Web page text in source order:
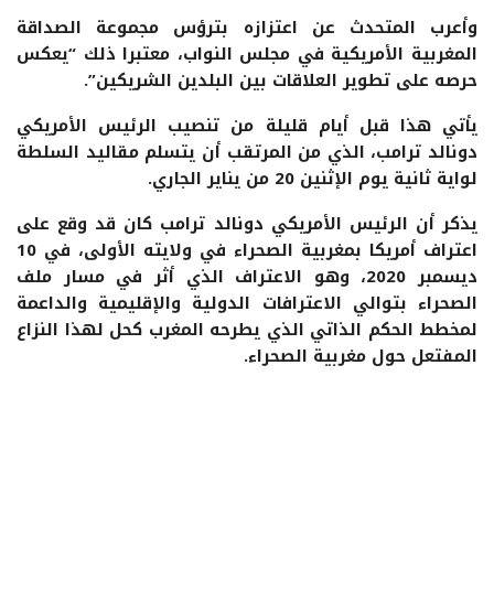
وأعرب المتحدث عن اعتزازه بترؤس مجموعة الصداقة
المغربية الأمريكية في مجلس النواب، معتبرا ذلك “يعكس
حرصه على تطوير العلاقات بين البلدين الشريكين”.
يأتي هذا قبل أيام قليلة من تنصيب الرئيس الأمريكي
دونالد ترامب، الذي من المرتقب أن يتسلم مقاليد السلطة
لواية ثانية يوم الإثنين 20 من يناير الجاري.
يذكر أن الرئيس الأمريكي دونالد ترامب كان قد وقع على
اعتراف أمريكا بمغربية الصحراء في ولايته الأولى، في 10
ديسمبر 2020، وهو الاعتراف الذي أثر في مسار ملف
الصحراء بتوالي الاعترافات الدولية والإقليمية والداعمة
لمخطط الحكم الذاتي الذي يطرحه المغرب كحل لهذا النزاع
المفتعل حول مغربية الصحراء.